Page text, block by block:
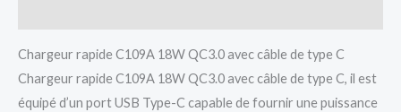
Chargeur rapide C109A 18W QC3.0 avec câble de type C
Chargeur rapide C109A 18W QC3.0 avec câble de type C, il est
équipé d’un port USB Type-C capable de fournir une puissance